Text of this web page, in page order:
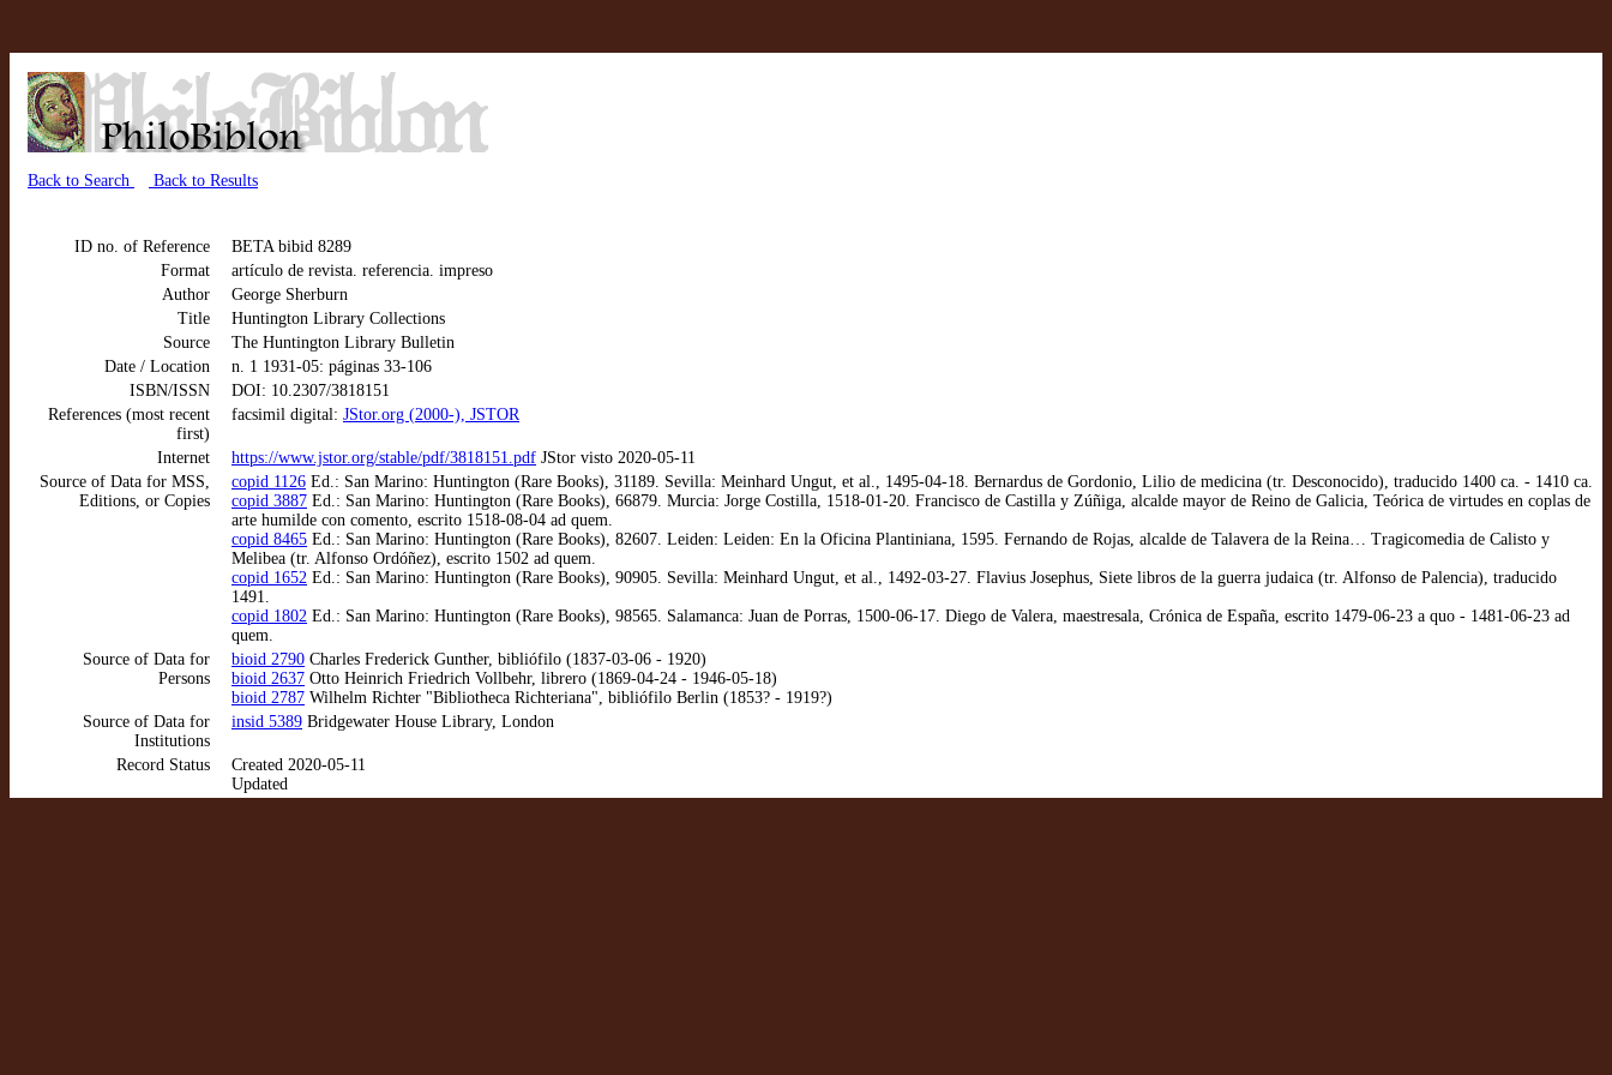
Back to Search Back to Results
ID no. of Reference
BETA bibid 8289
Format
artículo de revista. referencia. impreso
Author
George Sherburn
Title
Huntington Library Collections
Source
The Huntington Library Bulletin
Date / Location
n. 1 1931-05: páginas 33-106
ISBN/ISSN
DOI: 10.2307/3818151
References (most recent
first)
facsimil digital: JStor.org (2000-), JSTOR
Internet https://www.jstor.org/stable/pdf/3818151.pdf JStor visto 2020-05-11
Source of Data for MSS,
Editions, or Copies
copid 1126 Ed.: San Marino: Huntington (Rare Books), 31189. Sevilla: Meinhard Ungut, et al., 1495-04-18. Bernardus de Gordonio, Lilio de medicina (tr. Desconocido), traducido 1400 ca. - 1410 ca.
copid 3887 Ed.: San Marino: Huntington (Rare Books), 66879. Murcia: Jorge Costilla, 1518-01-20. Francisco de Castilla y Zúñiga, alcalde mayor de Reino de Galicia, Teórica de virtudes en coplas de
arte humilde con comento, escrito 1518-08-04 ad quem.
copid 8465 Ed.: San Marino: Huntington (Rare Books), 82607. Leiden: Leiden: En la Oficina Plantiniana, 1595. Fernando de Rojas, alcalde de Talavera de la Reina… Tragicomedia de Calisto y
Melibea (tr. Alfonso Ordóñez), escrito 1502 ad quem.
copid 1652 Ed.: San Marino: Huntington (Rare Books), 90905. Sevilla: Meinhard Ungut, et al., 1492-03-27. Flavius Josephus, Siete libros de la guerra judaica (tr. Alfonso de Palencia), traducido
1491.
copid 1802 Ed.: San Marino: Huntington (Rare Books), 98565. Salamanca: Juan de Porras, 1500-06-17. Diego de Valera, maestresala, Crónica de España, escrito 1479-06-23 a quo - 1481-06-23 ad
quem.
Source of Data for
Persons
bioid 2790 Charles Frederick Gunther, bibliófilo (1837-03-06 - 1920)
bioid 2637 Otto Heinrich Friedrich Vollbehr, librero (1869-04-24 - 1946-05-18)
bioid 2787 Wilhelm Richter "Bibliotheca Richteriana", bibliófilo Berlin (1853? - 1919?)
Source of Data for
Institutions
insid 5389 Bridgewater House Library, London
Record Status
Created 2020-05-11
Updated